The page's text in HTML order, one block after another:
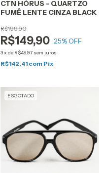
CTN HÓRUS - QUARTZO
FUMÊ LENTE CINZA BLACK
R$149,90
R$199,90
25% OFF
3x de R$49,97 sem juros
R$142,41 com Pix
ESGOTADO